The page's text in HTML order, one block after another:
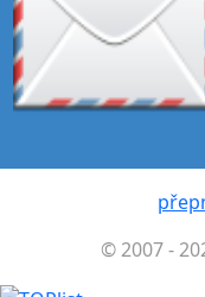
© 2007 -